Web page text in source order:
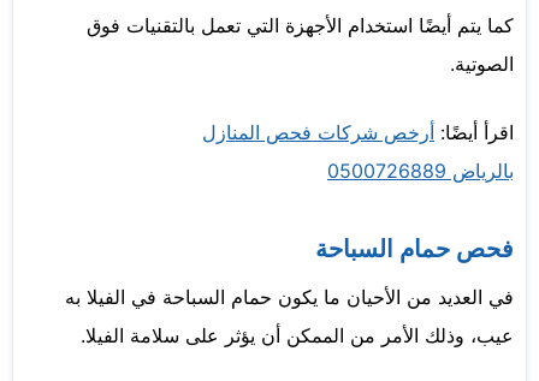
كما يتم أيضًا استخدام الأجهزة التي تعمل بالتقنيات فوق
الصوتية.
اقرأ أيضًا: أرخص شركات فحص المنازل
بالرياض 0500726889
فحص حمام السباحة
في العديد من الأحيان ما يكون حمام السباحة في الفيلا به
عيب، وذلك الأمر من الممكن أن يؤثر على سلامة الفيلا.